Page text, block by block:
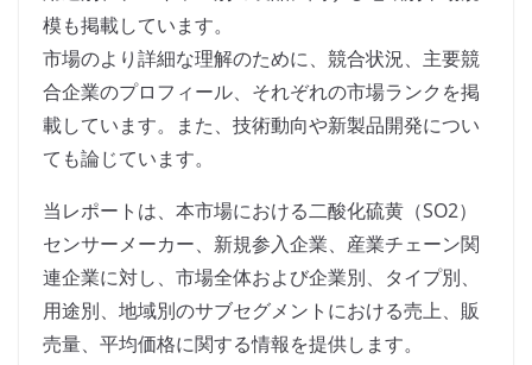
模も掲載しています。
市場のより詳細な理解のために、競合状況、主要競
合企業のプロフィール、それぞれの市場ランクを掲
載しています。また、技術動向や新製品開発につい
ても論じています。
当レポートは、本市場における二酸化硫黄（SO2）
センサーメーカー、新規参入企業、産業チェーン関
連企業に対し、市場全体および企業別、タイプ別、
用途別、地域別のサブセグメントにおける売上、販
売量、平均価格に関する情報を提供します。